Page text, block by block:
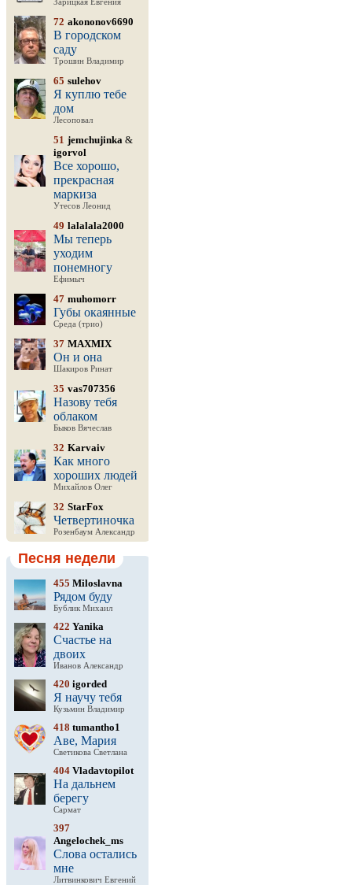
Зарицкая Евгения
72 akononov6690
В городском
саду
Трошин Владимир
65 sulehov
Я куплю тебе
дом
Лесоповал
51 jemchujinka &
igorvol
Все хорошо,
прекрасная
маркиза
Утесов Леонид
49 lalalala2000
Мы теперь
уходим
понемногу
Ефимыч
47 muhomorr
Губы окаянные
Среда (трио)
37 MAXMIX
Он и она
Шакиров Ринат
35 vas707356
Назову тебя
облаком
Быков Вячеслав
32 Karvaiv
Как много
хороших людей
Михайлов Олег
32 StarFox
Четвертиночка
Розенбаум Александр
Песня недели
455 Miloslavna
Рядом буду
Бублик Михаил
422 Yanika
Счастье на
двоих
Иванов Александр
420 igorded
Я научу тебя
Кузьмин Владимир
418 tumantho1
Аве, Мария
Светикова Светлана
404 Vladavtopilot
На дальнем
берегу
Сармат
397
Angelochek_ms
Слова остались
мне
Литвинкович Евгений